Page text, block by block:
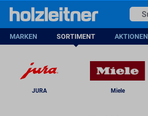
Zur Hauptnavigation springen
MARKEN SORTIMENT AKTIONEN
JURA Miele